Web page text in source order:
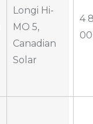
Longi Hi-
MO 5,
Canadian
Solar
4